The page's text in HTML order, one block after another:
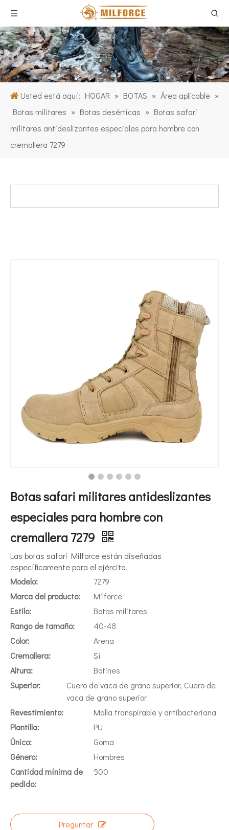
Usted está aquí: HOGAR » BOTAS » Área aplicable »
Botas militares » Botas desérticas » Botas safari
militares antideslizantes especiales para hombre con
cremallera 7279
Botas safari militares antideslizantes
especiales para hombre con
cremallera 7279
Las botas safari Milforce están diseñadas
específicamente para el ejército.
Modelo:
7279
Marca del producto:
Milforce
Estilo:
Botas militares
Rango de tamaño:
40-48
Color:
Arena
Cremallera:
Sí
Altura:
Botines
Superior:
Cuero de vaca de grano superior, Cuero de
vaca de grano superior
Revestimiento:
Malla transpirable y antibacteriana
Plantilla:
PU
Único:
Goma
Género:
Hombres
Cantidad mínima de
pedido:
500
Preguntar